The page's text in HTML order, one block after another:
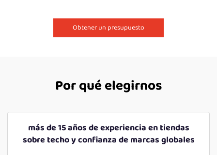
Obtener un presupuesto
Por qué elegirnos
más de 15 años de experiencia en tiendas
sobre techo y confianza de marcas globales